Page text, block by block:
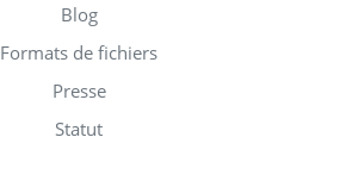
Blog
Formats de fichiers
Presse
Statut